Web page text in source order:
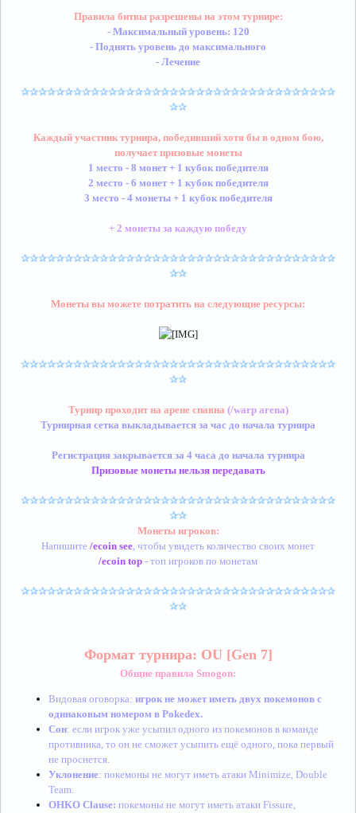
Правила битвы разрешены на этом турнире:
- Максимальный уровень: 120
- Поднять уровень до максимального
- Лечение
✰✰✰✰✰✰✰✰✰✰✰✰✰✰✰✰✰✰✰✰✰✰✰✰✰✰✰✰✰✰✰✰✰✰✰✰
✰✰
Каждый участник турнира, победивший хотя бы в одном бою,
получает призовые монеты
1 место - 8 монет + 1 кубок победителя
2 место - 6 монет+ 1 кубок победителя
3 место - 4 монеты + 1 кубок победителя
+ 2 монеты за каждую победу
✰✰✰✰✰✰✰✰✰✰✰✰✰✰✰✰✰✰✰✰✰✰✰✰✰✰✰✰✰✰✰✰✰✰✰✰
✰✰
Монеты вы можете потратить на следующие ресурсы:
✰✰✰✰✰✰✰✰✰✰✰✰✰✰✰✰✰✰✰✰✰✰✰✰✰✰✰✰✰✰✰✰✰✰✰✰
✰✰
Турнир проходит на арене спавна (/warp arena)
Турнирная сетка выкладывается за час до начала турнира
Регистрация закрывается за 4 часа до начала турнира
Призовые монеты нельзя передавать
✰✰✰✰✰✰✰✰✰✰✰✰✰✰✰✰✰✰✰✰✰✰✰✰✰✰✰✰✰✰✰✰✰✰✰✰
✰✰
Монеты игроков:
Напишите /ecoin see, чтобы увидеть количество своих монет
/ecoin top - топ игроков по монетам
✰✰✰✰✰✰✰✰✰✰✰✰✰✰✰✰✰✰✰✰✰✰✰✰✰✰✰✰✰✰✰✰✰✰✰✰
✰✰
Формат турнира: OU[Gen 7]
Общие правила Smogon:
Видовая оговорка: игрок не может иметь двух покемонов с
одинаковым номером в Pokedex.
Сон: если игрок уже усыпил одного из покемонов в команде
противника, то он не сможет усыпить ещё одного, пока первый
не проснется.
Уклонение: покемоны не могут иметь атаки Minimize, Double
Team.
OHKO Clause: покемоны не могут иметь атаки Fissure,